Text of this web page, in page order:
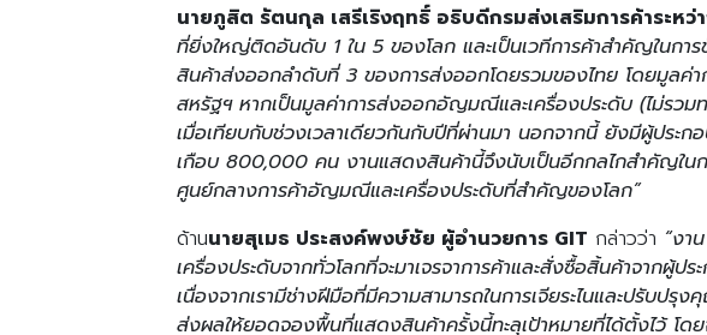
นายภูสิต รัตนกุล เสรีเริงฤทธิ์ อธิบดีกรมส่งเสริมการค้าระหว่
ที่ยิ่งใหญ่ติดอันดับ 1 ใน 5 ของโลก และเป็นเวทีการค้าสำคัญในกา
สินค้าส่งออกลำดับที่ 3 ของการส่งออกโดยรวมของไทย โดยมูลค่
สหรัฐฯ หากเป็นมูลค่าการส่งออกอัญมณีและเครื่องประดับ (ไม่รว
เมื่อเทียบกับช่วงเวลาเดียวกันกับปีที่ผ่านมา นอกจากนี้ ยังมีผู้ประ
เกือบ 800,000 คน งานแสดงสินค้านี้จึงนับเป็นอีกกลไกสำคัญในก
ศูนย์กลางการค้าอัญมณีและเครื่องประดับที่สำคัญของโลก”
ด้านนายสุเมธ ประสงค์พงษ์ชัย ผู้อำนวยการ GIT กล่าวว่า “งา
เครื่องประดับจากทั่วโลกที่จะมาเจรจาการค้าและสั่งซื้อสิ้นค้าจากผู้
เนื่องจากเรามีช่างฝีมือที่มีความสามารถในการเจียระไนและปรับ
ส่งผลให้ยอดจองพื้นที่แสดงสินค้าครั้งนี้ทะลุเป้าหมายที่ได้ตั้งไว้ โด